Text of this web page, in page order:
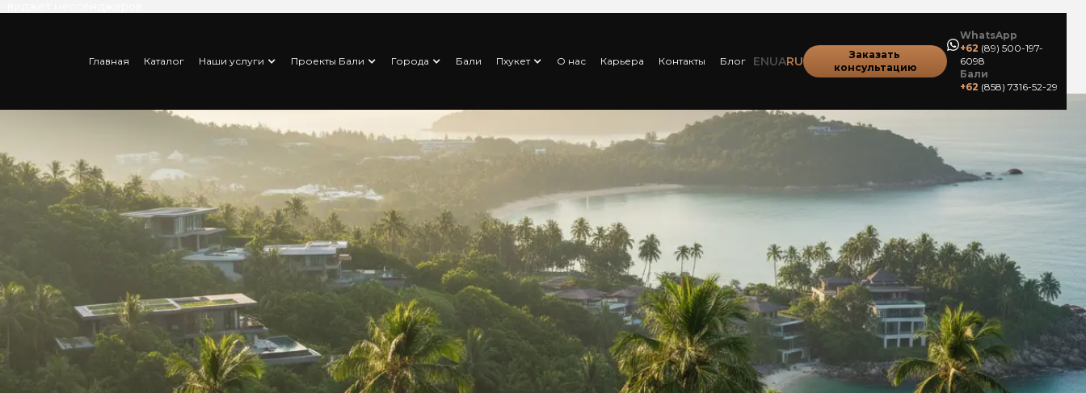
Главная Каталог Наши услуги Проекты Бали Города Бали Пхукет О нас Карьера Контакты Блог ENUARU
Заказать
консультацию
WhatsApp
+62 (89) 500-197-
6098
Бали
+62 (858) 7316-52-29